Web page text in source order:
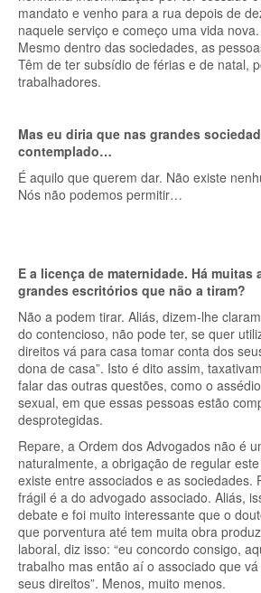
mandato e venho para a rua depois de
naquele serviço e começo uma vida
Mesmo dentro das sociedades, as
Têm de ter subsídio de férias e de natal,
trabalhadores.
Mas eu diria que nas grandes
contemplado…
É aquilo que querem dar. Não existe
Nós não podemos permitir…
E a licença de maternidade. Há muitas
grandes escritórios que não a tiram?
Não a podem tirar. Aliás, dizem-lhe
do contencioso, não pode ter, se quer
direitos vá para casa tomar conta dos
dona de casa”. Isto é dito assim,
falar das outras questões, como o
sexual, em que essas pessoas estão
desprotegidas.
Repare, a Ordem dos Advogados não é
naturalmente, a obrigação de regular
existe entre associados e as sociedades.
frágil é a do advogado associado. Aliás,
debate e foi muito interessante que o
que porventura até tem muita obra
laboral, diz isso: “eu concordo consigo,
trabalho mas então aí o associado que
seus direitos”. Menos, muito menos.